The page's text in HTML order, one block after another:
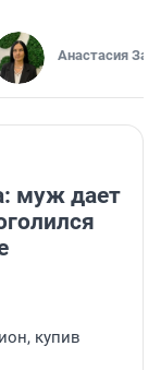
Анастасия
муж дает
купив